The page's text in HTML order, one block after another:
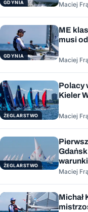
GDYNIA Maciej
GDYNIA
ME
musi
Maciej
ŻEGLARSTWO
Polacy
Kieler
Maciej
ŻEGLARSTWO
warunki
Maciej
Michał